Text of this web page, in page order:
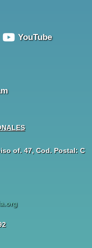
YouTube
of. 47, Cod. Postal: C